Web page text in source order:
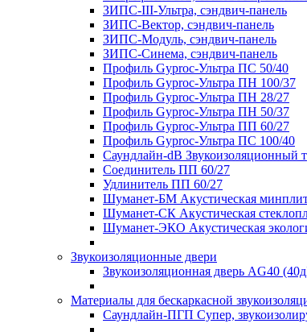
ЗИПС-III-Ультра, сэндвич-панель
ЗИПС-Вектор, сэндвич-панель
ЗИПС-Модуль, сэндвич-панель
ЗИПС-Синема, сэндвич-панель
Профиль Gyproc-Ультра ПC 50/40
Профиль Gyproc-Ультра ПН 100/37
Профиль Gyproc-Ультра ПН 28/27
Профиль Gyproc-Ультра ПН 50/37
Профиль Gyproc-Ультра ПП 60/27
Профиль Gyproc-Ультра ПС 100/40
Саундлайн-dB Звукоизоляционный
Соединитель ПП 60/27
Удлинитель ПП 60/27
Шуманет-БМ Акустическая
Шуманет-СК Акустическая
Шуманет-ЭКО Акустическая
Звукоизоляционные двери
Звукоизоляционная дверь AG40
Материалы для бескаркасной
Саундлайн-ПГП Супер,